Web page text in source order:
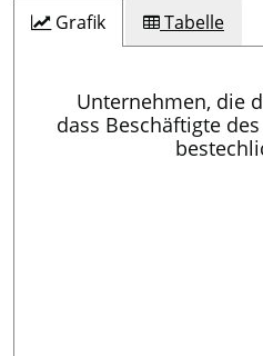
Grafik Tabelle
Unternehmen, die
dass Beschäftigte